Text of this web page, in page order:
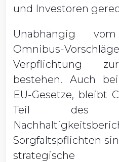
und Investoren
Unabhängig
Omnibus-
Verpflichtung
bestehen. Auch
EU-Gesetze, bleibt
Teil des
Sorgfaltspflichten
strategische